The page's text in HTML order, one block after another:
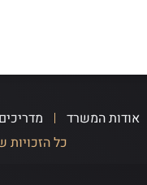
אודות המשרד
כל הזכויות